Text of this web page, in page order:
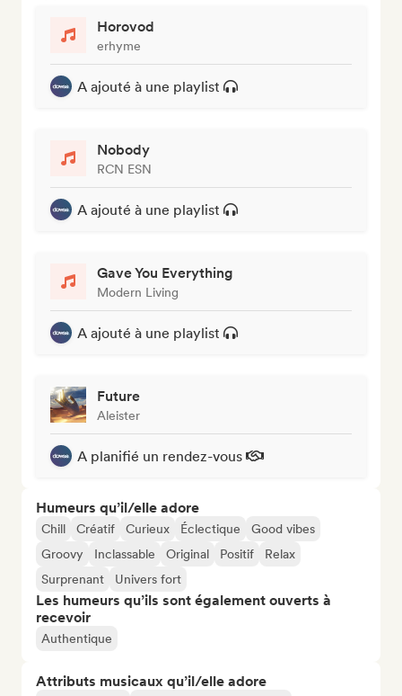
Horovod
erhyme
A ajouté à une playlist
Nobody
RCN ESN
A ajouté à une playlist
Gave You Everything
Modern Living
A ajouté à une playlist
Future
Aleister
A planifié un rendez-vous
Humeurs qu’il/elle adore
Chill Créatif Curieux Éclectique
Good vibes
Groovy
Inclassable Original Positif
Relax
Surprenant
Univers fort
Les humeurs qu’ils sont également ouverts à
recevoir
Authentique
Attributs musicaux qu’il/elle adore